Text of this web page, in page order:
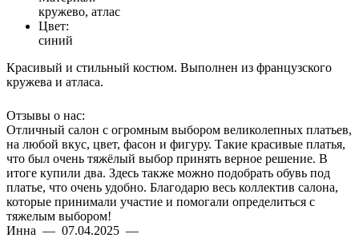
кружево, атлас
Цвет:
синий
Красивый и стильный костюм. Выполнен из французского
кружева и атласа.
Отзывы о нас:
Отличный салон с огромным выбором великолепных платьев,
на любой вкус, цвет, фасон и фигуру. Такие красивые платья,
что был очень тяжёлый выбор принять верное решение. В
итоге купили два. Здесь также можно подобрать обувь под
платье, что очень удобно. Благодарю весь коллектив салона,
которые принимали участие и помогали определиться с
тяжелым выбором!
Инна — 07.04.2025 —